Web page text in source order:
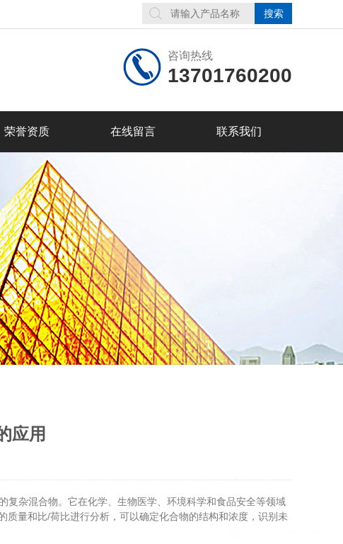
咨询热线
13701760200
荣誉资质 在线留言 联系我们
应用
杂混合物。它在化学、生物医学、环境科学和食品安全等领域
量和比/荷比进行分析，可以确定化合物的结构和浓度，识别未